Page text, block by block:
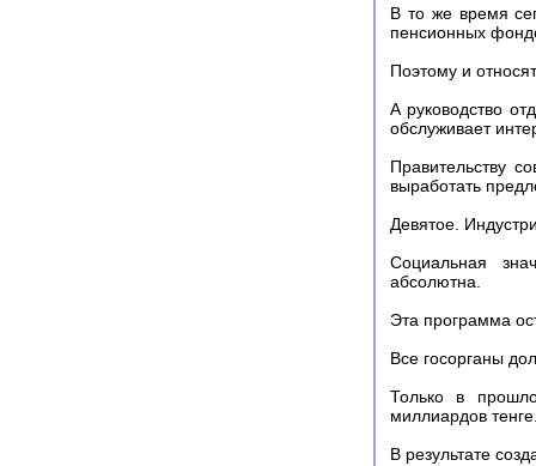
В то же время
пенсионных
Поэтому и
А руководство
обслуживает
Правительству
выработать
Девятое.
Социальная
абсолютна.
Эта программа
Все госорганы
Только в
миллиардов
В результате